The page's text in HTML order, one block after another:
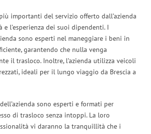
importanti del servizio offerto dall’azienda
e l’esperienza dei suoi dipendenti. I
sono esperti nel maneggiare i beni in
garantendo che nulla venga
il trasloco. Inoltre, l’azienda utilizza veicoli
ideali per il lungo viaggio da Brescia a
sono esperti e formati per
di trasloco senza intoppi. La loro
vi daranno la tranquillità che i